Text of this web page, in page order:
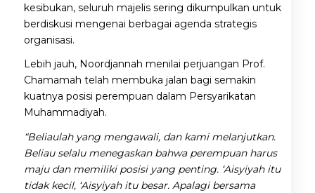
kesibukan, seluruh majelis sering dikumpulkan untuk
berdiskusi mengenai berbagai agenda strategis
organisasi.
Lebih jauh, Noordjannah menilai perjuangan Prof.
Chamamah telah membuka jalan bagi semakin
kuatnya posisi perempuan dalam Persyarikatan
Muhammadiyah.
“Beliaulah yang mengawali, dan kami melanjutkan.
Beliau selalu menegaskan bahwa perempuan harus
maju dan memiliki posisi yang penting. ‘Aisyiyah itu
tidak kecil, ‘Aisyiyah itu besar. Apalagi bersama